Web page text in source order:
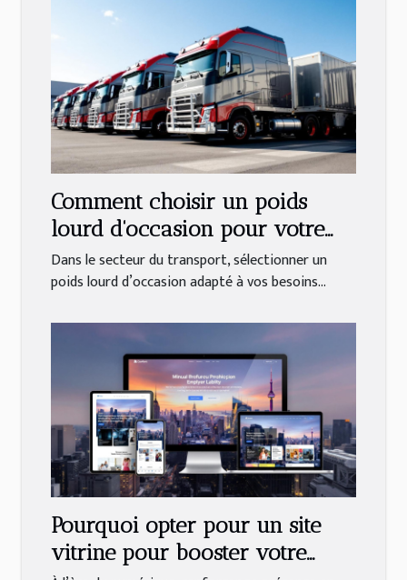
Comment choisir un poids
lourd d'occasion pour votre
activité ?
Dans le secteur du transport, sélectionner un
poids lourd d’occasion adapté à vos besoins...
Pourquoi opter pour un site
vitrine pour booster votre